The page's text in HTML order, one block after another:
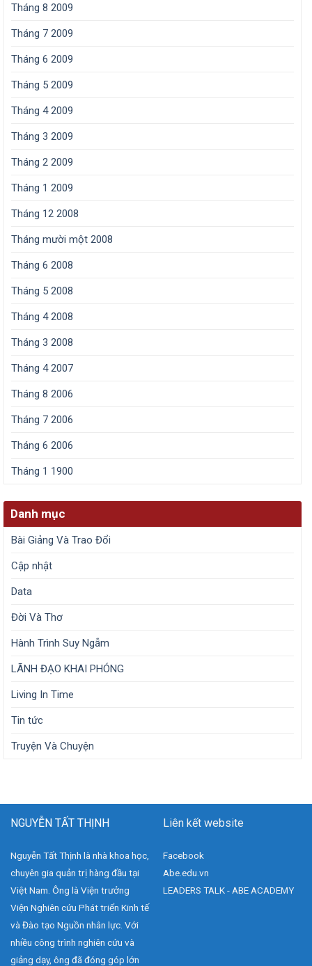
Tháng 8 2009
Tháng 7 2009
Tháng 6 2009
Tháng 5 2009
Tháng 4 2009
Tháng 3 2009
Tháng 2 2009
Tháng 1 2009
Tháng 12 2008
Tháng mười một 2008
Tháng 6 2008
Tháng 5 2008
Tháng 4 2008
Tháng 3 2008
Tháng 4 2007
Tháng 8 2006
Tháng 7 2006
Tháng 6 2006
Tháng 1 1900
Danh mục
Bài Giảng Và Trao Đổi
Cập nhật
Data
Đời Và Thơ
Hành Trình Suy Ngẫm
LÃNH ĐẠO KHAI PHÓNG
Living In Time
Tin tức
Truyện Và Chuyện
NGUYỄN TẤT THỊNH
Nguyễn Tất Thịnh là nhà khoa học,
chuyên gia quản trị hàng đầu tại
Việt Nam. Ông là Viện trưởng
Viện Nghiên cứu Phát triển Kinh tế
và Đào tạo Nguồn nhân lực. Với
nhiều công trình nghiên cứu và
giảng dạy, ông đã đóng góp lớn
Liên kết website
Facebook
Abe.edu.vn
LEADERS TALK - ABE ACADEMY